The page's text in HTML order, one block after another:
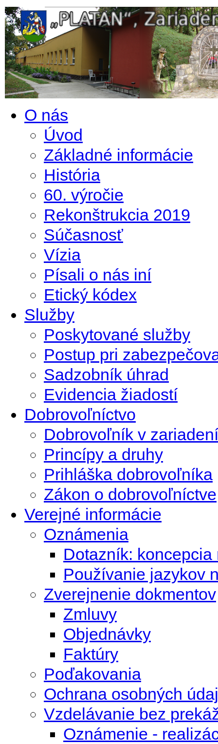
O nás
Úvod
Základné informácie
História
60. výročie
Rekonštrukcia 2019
Súčasnosť
Vízia
Písali o nás iní
Etický kódex
Služby
Poskytované služby
Postup pri
Sadzobník úhrad
Evidencia žiadostí
Dobrovoľníctvo
Dobrovoľník v
Princípy a druhy
Prihláška dobrovoľníka
Zákon o dobrovoľníctve
Verejné informácie
Oznámenia
Dotazník:
Používanie jazykov
Zverejnenie dokmentov
Zmluvy
Objednávky
Faktúry
Poďakovania
Ochrana osobných
Vzdelávanie bez
Oznámenie -